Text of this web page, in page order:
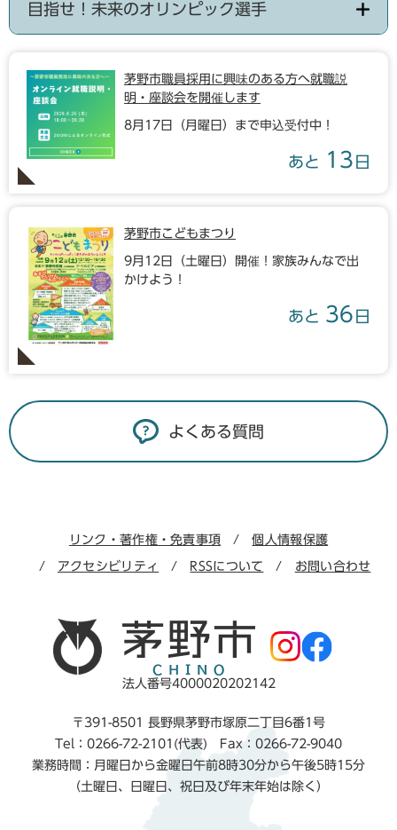
目指せ！未来のオリンピック選手
茅野市職員採用に興味のある方へ就職説
明・座談会を開催します
8月17日（月曜日）まで申込受付中！
あと 13 日
茅野市こどもまつり
9月12日（土曜日）開催！家族みんなで出
かけよう！
あと 36 日
よくある質問
リンク・著作権・免責事項 個人情報保護
アクセシビリティ RSSについて お問い合わせ
法人番号4000020202142
〒391-8501 長野県茅野市塚原二丁目6番1号
Tel：0266-72-2101(代表) Fax：0266-72-9040
業務時間：月曜日から金曜日午前8時30分から午後5時15分
（土曜日、日曜日、祝日及び年末年始は除く）